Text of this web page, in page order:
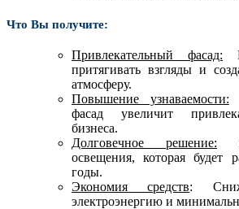
Что Вы получите:
Привлекательный фасад:
притягивать взгляды и
атмосферу.
Повышение узнаваемости:
фасад увеличит
бизнеса.
Долговечное решение:
освещения, которая будет
годы.
Экономия средств:
электроэнергию и